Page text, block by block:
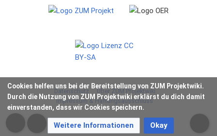
Cookies helfen uns bei der Bereitstellung von ZUM Projektwiki.
Durch die Nutzung von ZUM Projektwiki erklärst du dich damit
einverstanden, dass wir Cookies speichern.
Weitere Informationen Okay
Datenschutz
Über ZUM Projektwiki
Impressum & Haftungsausschluss